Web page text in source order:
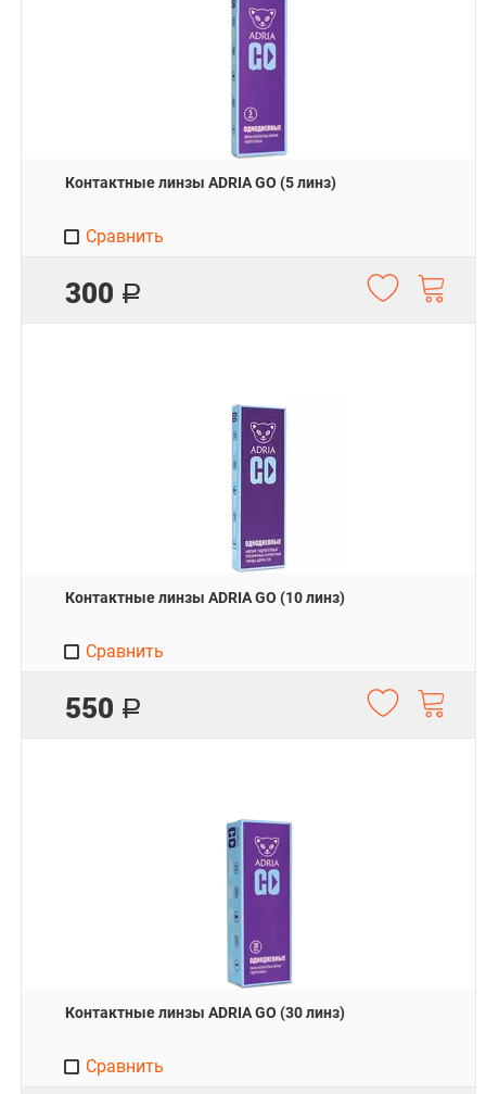
Контактные линзы ADRIA GO (5 линз)
300 Р
Сравнить
Контактные линзы ADRIA GO (10 линз)
550 Р
Сравнить
Контактные линзы ADRIA GO (30 линз)
Сравнить